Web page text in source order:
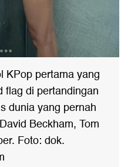
KPop pertama yang
flag di pertandingan
dunia yang pernah
Beckham, Tom
Foto: dok.